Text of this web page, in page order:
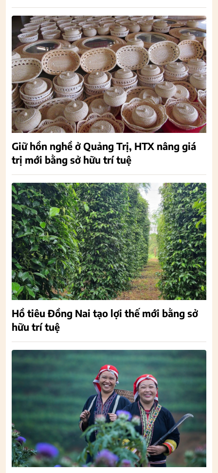
Giữ hồn nghề ở Quảng Trị, HTX nâng giá
trị mới bằng sở hữu trí tuệ
Hồ tiêu Đồng Nai tạo lợi thế mới bằng sở
hữu trí tuệ